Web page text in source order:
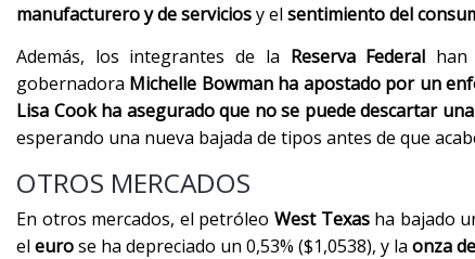
manufacturero y de serviciosy el sentimiento del
Además, los integrantes de la Reserva Federal han
gobernadora Michelle Bowman ha apostado por un
Lisa Cook ha asegurado que no se puede descartar
esperando una nueva bajada de tipos antes de que
OTROS MERCADOS
En otros mercados, el petróleo West Texasha bajado
el eurose ha depreciado un 0,53% ($1,0538), y la onza